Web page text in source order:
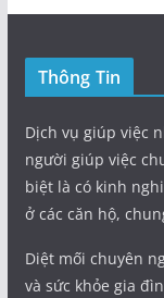
Thông Tin
Dịch vụ giúp việc
người giúp việc
biệt là có kinh
ở các căn hộ,
Diệt mối chuyên
và sức khỏe gia